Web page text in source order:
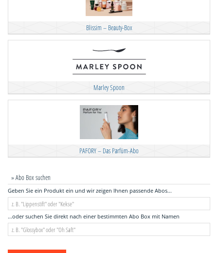
Blissim – Beauty-Box
Marley Spoon
PAFORY – Das Parfüm-Abo
» Abo Box suchen
Geben Sie ein Produkt ein und wir zeigen Ihnen passende Abos...
...oder suchen Sie direkt nach einer bestimmten Abo Box mit Namen